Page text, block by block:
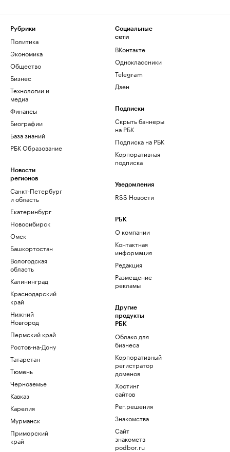
Рубрики
Политика
Экономика
Общество
Бизнес
Технологии и
медиа
Финансы
Биографии
База знаний
РБК Образование
Новости
регионов
Санкт-Петербург
и область
Екатеринбург
Новосибирск
Омск
Башкортостан
Вологодская
область
Калининград
Краснодарский
край
Нижний
Новгород
Пермский край
Ростов-на-Дону
Татарстан
Тюмень
Черноземье
Кавказ
Карелия
Мурманск
Приморский
край
Социальные
сети
ВКонтакте
Одноклассники
Telegram
Дзен
Подписки
Скрыть баннеры
на РБК
Подписка на РБК
Корпоративная
подписка
Уведомления
RSS Новости
РБК
О компании
Контактная
информация
Редакция
Размещение
рекламы
Другие
продукты
РБК
Облако для
бизнеса
Корпоративный
регистратор
доменов
Хостинг
сайтов
Рег.решения
Знакомства
Сайт
знакомств
podbor.ru